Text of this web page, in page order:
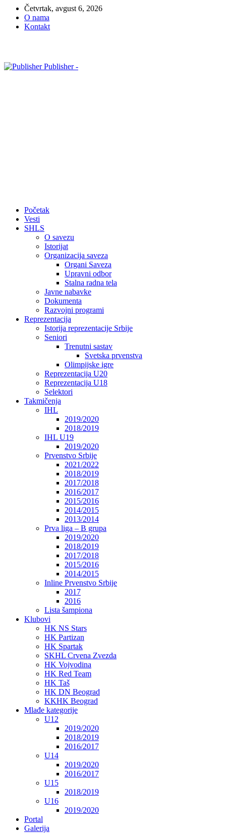
Četvrtak, avgust 6, 2026
O nama
Kontakt
Publisher -
Početak
Vesti
SHLS
O savezu
Istorijat
Organizacija saveza
Organi Saveza
Upravni odbor
Stalna radna tela
Javne nabavke
Dokumenta
Razvojni programi
Reprezentacija
Istorija reprezentacije Srbije
Seniori
Trenutni sastav
Svetska prvenstva
Olimpijske igre
Reprezentacija U20
Reprezentacija U18
Selektori
Takmičenja
IHL
2019/2020
2018/2019
IHL U19
2019/2020
Prvenstvo Srbije
2021/2022
2018/2019
2017/2018
2016/2017
2015/2016
2014/2015
2013/2014
Prva liga – B grupa
2019/2020
2018/2019
2017/2018
2015/2016
2014/2015
Inline Prvenstvo Srbije
2017
2016
Lista šampiona
Klubovi
HK NS Stars
HK Partizan
HK Spartak
SKHL Crvena Zvezda
HK Vojvodina
HK Red Team
HK Taš
HK DN Beograd
KKHK Beograd
Mlađe kategorije
U12
2019/2020
2018/2019
2016/2017
U14
2019/2020
2016/2017
U15
2018/2019
U16
2019/2020
Portal
Galerija